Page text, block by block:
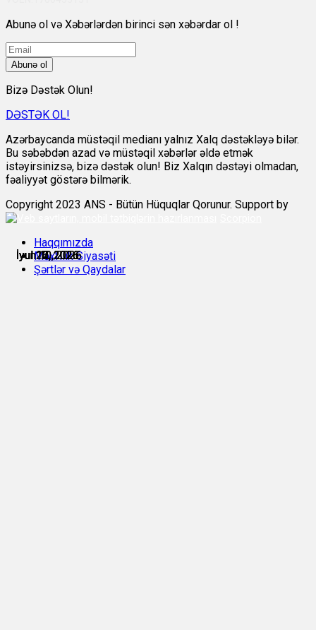
İyun 10, 2026
İyun 10, 2026
İyul 12, 2026
İyul 16, 2026
İyul 17, 2026
İyul 20, 2026
Abunə ol və Xəbərlərdən birinci sən xəbərdar ol !
Abunə ol
Bizə Dəstək Olun!
DƏSTƏK OL!
Azərbaycanda müstəqil medianı yalnız Xalq dəstəkləyə bilər.
Bu səbəbdən azad və müstəqil xəbərlər əldə etmək
istəyirsinizsə, bizə dəstək olun! Biz Xalqın dəstəyi olmadan,
fəaliyyət göstərə bilmərik.
Copyright 2023 ANS - Bütün Hüquqlar Qorunur. Support by
Haqqımızda
Məxfilik Siyasəti
Şərtlər və Qaydalar